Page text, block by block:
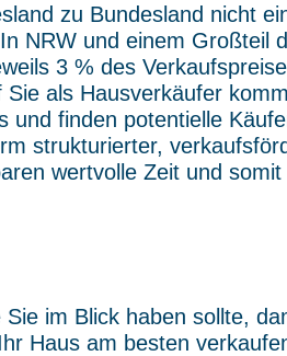
zu Bundesland nicht
NRW und einem Großteil
3 % des
als Hausverkäufer
finden potentielle
strukturierter,
wertvolle Zeit und
im Blick haben sollte,
Haus am besten